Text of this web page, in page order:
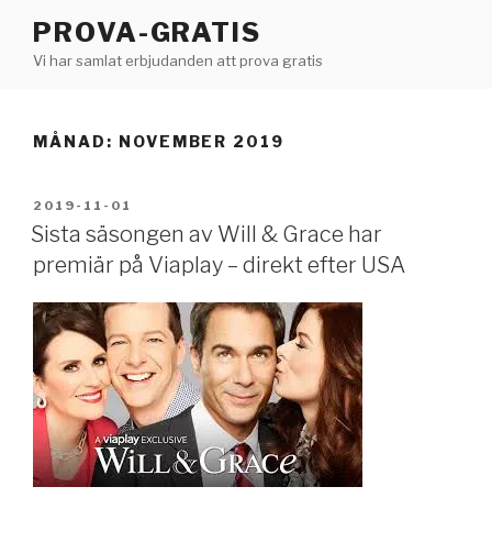
innehåll
PROVA-GRATIS
Vi har samlat erbjudanden att prova gratis
MÅNAD: NOVEMBER 2019
PUBLICERAT
2019-11-01
Sista säsongen av Will & Grace har
premiär på Viaplay – direkt efter USA